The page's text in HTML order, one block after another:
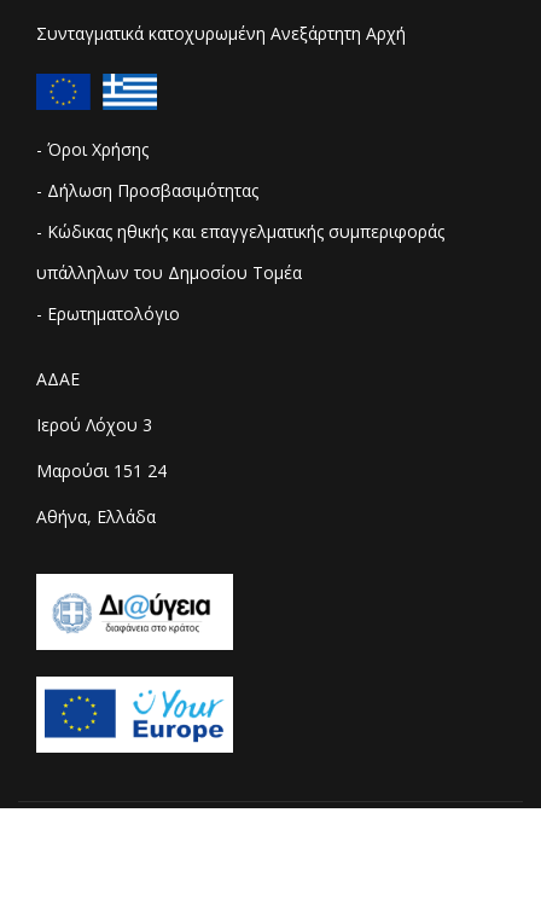
Συνταγματικά κατοχυρωμένη Ανεξάρτητη Αρχή
- Όροι Χρήσης
- Δήλωση Προσβασιμότητας
- Κώδικας ηθικής και επαγγελματικής συμπεριφοράς
υπάλληλων του Δημοσίου Τομέα
- Ερωτηματολόγιο
ΑΔΑΕ
Ιερού Λόχου 3
Μαρούσι 151 24
Αθήνα, Ελλάδα